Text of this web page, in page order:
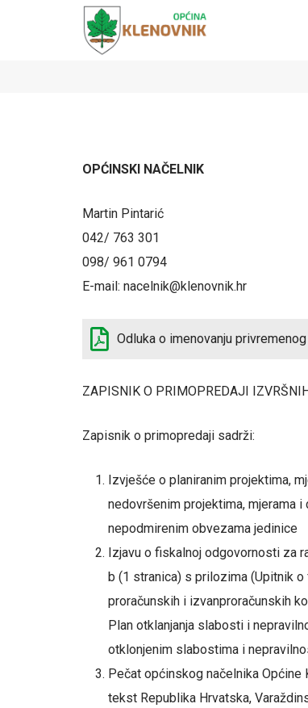
Općinski načelnik
OPĆINSKI NAČELNIK
Martin Pintarić
042/ 763 301
098/ 961 0794
E-mail: nacelnik@klenovnik.hr
Odluka o imenovanju
ZAPISNIK O PRIMOPREDAJI
Zapisnik o primopredaji sadrži:
Izvješće o planiranim projektima,
nedovršenim projektima, mjerama
nepodmirenim obvezama jedinice
Izjavu o fiskalnoj odgovornosti za
b (1 stranica) s prilozima (Upitnik
proračunskih i izvanproračunskih
Plan otklanjanja slabosti i
otklonjenim slabostima i
Pečat općinskog načelnika
tekst Republika Hrvatska,